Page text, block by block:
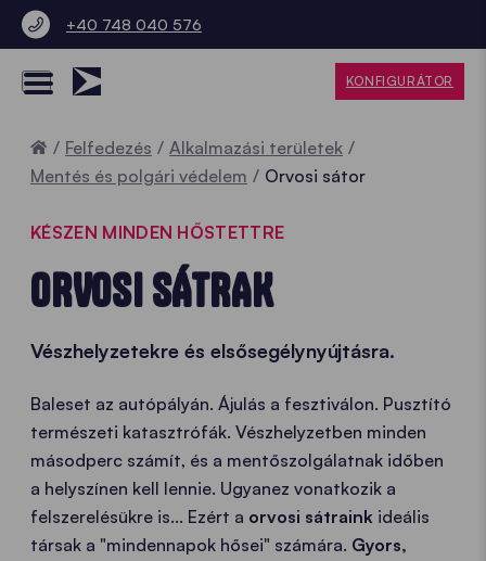
+40 748 040 576
KONFIGURÁTOR
Home
Felfedezés
Alkalmazási területek
Mentés és polgári védelem
Orvosi sátor
KÉSZEN MINDEN HŐSTETTRE
ORVOSI SÁTRAK
Vészhelyzetekre és elsősegélynyújtásra.
Baleset az autópályán. Ájulás a fesztiválon. Pusztító
természeti katasztrófák. Vészhelyzetben minden
másodperc számít, és a mentőszolgálatnak időben
a helyszínen kell lennie. Ugyanez vonatkozik a
felszerelésükre is... Ezért a orvosi sátraink ideális
társak a "mindennapok hősei" számára. Gyors,